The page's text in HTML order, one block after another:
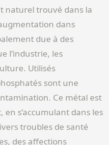
naturel trouvé dans la
dans
due à des
l’industrie, les
Utilisés
sont une
Ce métal est
s’accumulant dans les
troubles de santé
des affections